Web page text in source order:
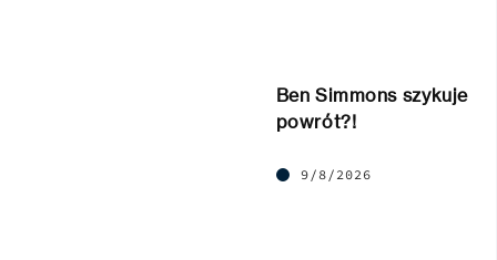
Ben Simmons szykuje
powrót?!
9/8/2026